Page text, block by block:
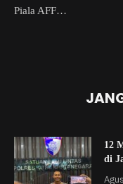
Piala AFF…
12
di